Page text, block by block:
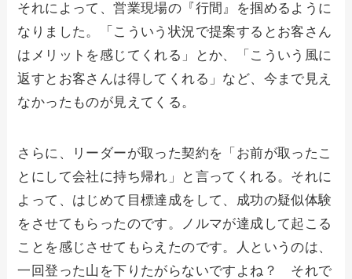
それによって、営業現場の『行間』を掴めるように
なりました。「こういう状況で提案するとお客さん
はメリットを感じてくれる」とか、「こういう風に
返すとお客さんは得してくれる」など、今まで見え
なかったものが見えてくる。
さらに、リーダーが取った契約を「お前が取ったこ
とにして会社に持ち帰れ」と言ってくれる。それに
よって、はじめて目標達成をして、成功の疑似体験
をさせてもらったのです。ノルマが達成して起こる
ことを感じさせてもらえたのです。人というのは、
一回登った山を下りたがらないですよね？ それで